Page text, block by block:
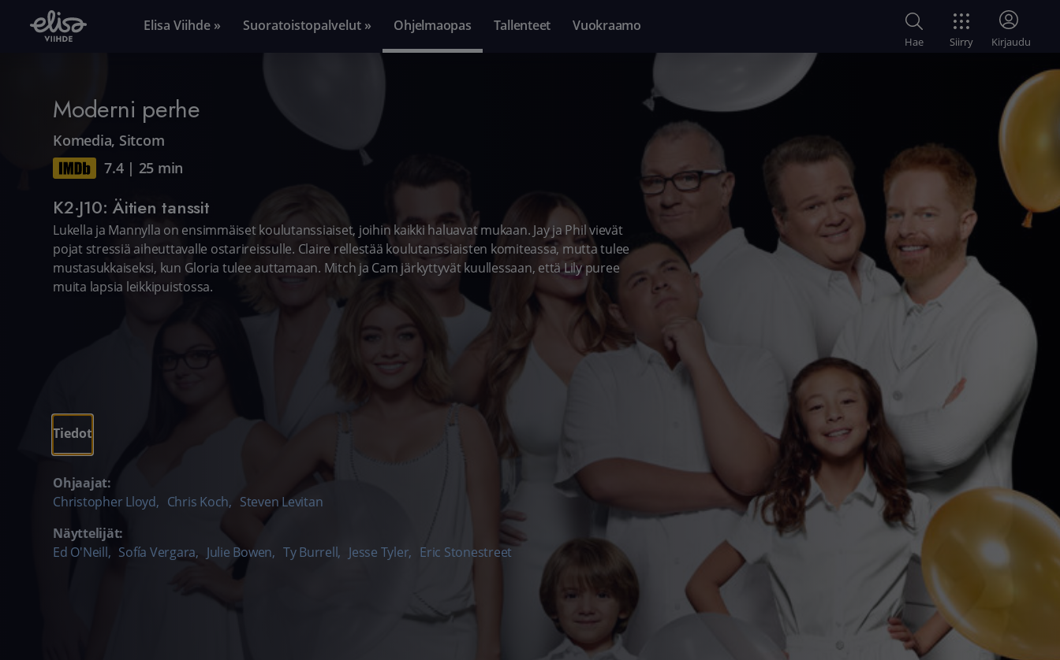
Elisa Viihde » Suoratoistopalvelut » Ohjelmaopas Tallenteet Vuokraamo
Hae Siirry Kirjaudu
Moderni perhe
Komedia, Sitcom
7.4| 25 min
K2·J10: Äitien tanssit
Lukella ja Mannylla on ensimmäiset koulutanssiaiset, joihin kaikki haluavat mukaan. Jay ja Phil vievät
pojat stressiä aiheuttavalle ostarireissulle. Claire rellestää koulutanssiaisten komiteassa, mutta tulee
mustasukkaiseksi, kun Gloria tulee auttamaan. Mitch ja Cam järkyttyvät kuullessaan, että Lily puree
muita lapsia leikkipuistossa.
Tiedot
Ohjaajat:
Christopher Lloyd, Chris Koch, Steven Levitan
Näyttelijät:
Ed O'Neill , Sofía Vergara, Julie Bowen, Ty Burrell , Jesse Tyler, Eric Stonestreet